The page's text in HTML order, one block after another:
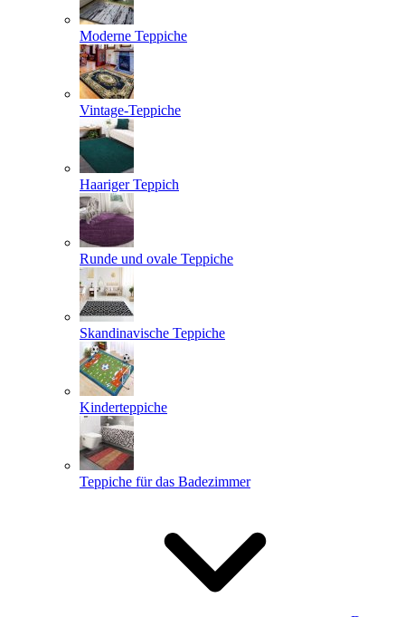
Moderne Teppiche
Vintage-Teppiche
Haariger Teppich
Runde und ovale Teppiche
Skandinavische Teppiche
Kinderteppiche
Teppiche für das Badezimmer